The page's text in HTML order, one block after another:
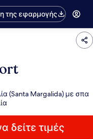
της εφαρμογής
(Santa Margalida) με σπα
δείτε τιμές